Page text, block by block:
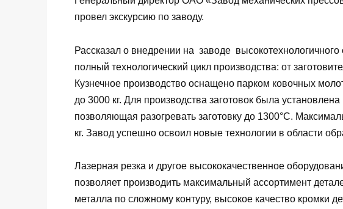
провел экскурсию по заводу.
Рассказал о внедрении на заводе
полный технологический цикл производства: от
Кузнечное производство оснащено парком ковочных
до 3000 кг. Для производства заготовок была установлена
позволяющая разогревать заготовку до 1300°С.
кг. Завод успешно освоил новые технологии в области
Лазерная резка и другое высококачественное
позволяет производить максимальный ассортимент
металла по сложному контуру, высокое качество кромки